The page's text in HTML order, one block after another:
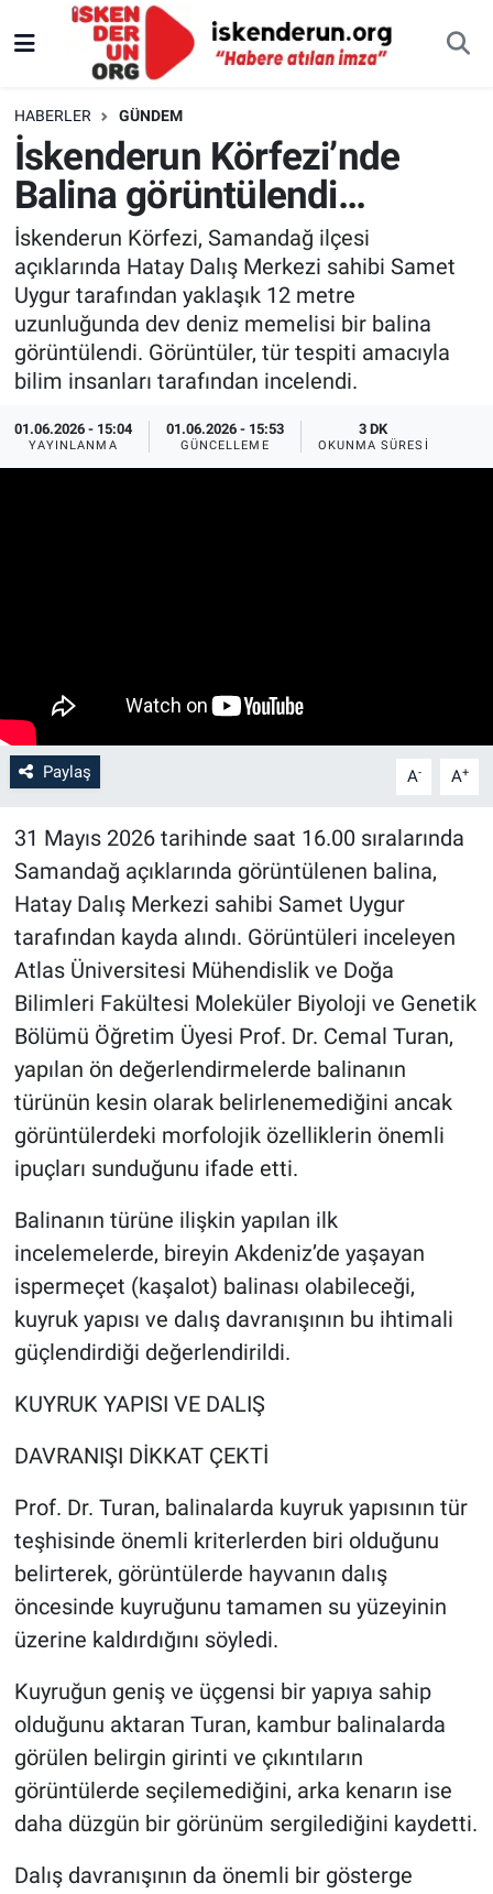
HABERLER GÜNDEM
İskenderun Körfezi’nde
Balina görüntülendi…
İskenderun Körfezi, Samandağ ilçesi
açıklarında Hatay Dalış Merkezi sahibi Samet
Uygur tarafından yaklaşık 12 metre
uzunluğunda dev deniz memelisi bir balina
görüntülendi. Görüntüler, tür tespiti amacıyla
bilim insanları tarafından incelendi.
01.06.2026 - 15:04
YAYINLANMA
01.06.2026 - 15:53
GÜNCELLEME
3 DK
OKUNMA SÜRESI
Paylaş A- A+
31 Mayıs 2026 tarihinde saat 16.00 sıralarında
Samandağ açıklarında görüntülenen balina,
Hatay Dalış Merkezi sahibi Samet Uygur
tarafından kayda alındı. Görüntüleri inceleyen
Atlas Üniversitesi Mühendislik ve Doğa
Bilimleri Fakültesi Moleküler Biyoloji ve Genetik
Bölümü Öğretim Üyesi Prof. Dr. Cemal Turan,
yapılan ön değerlendirmelerde balinanın
türünün kesin olarak belirlenemediğini ancak
görüntülerdeki morfolojik özelliklerin önemli
ipuçları sunduğunu ifade etti.
Balinanın türüne ilişkin yapılan ilk
incelemelerde, bireyin Akdeniz’de yaşayan
ispermeçet (kaşalot) balinası olabileceği,
kuyruk yapısı ve dalış davranışının bu ihtimali
güçlendirdiği değerlendirildi.
KUYRUK YAPISI VE DALIŞ
DAVRANIŞI DİKKAT ÇEKTİ
Prof. Dr. Turan, balinalarda kuyruk yapısının tür
teşhisinde önemli kriterlerden biri olduğunu
belirterek, görüntülerde hayvanın dalış
öncesinde kuyruğunu tamamen su yüzeyinin
üzerine kaldırdığını söyledi.
Kuyruğun geniş ve üçgensi bir yapıya sahip
olduğunu aktaran Turan, kambur balinalarda
görülen belirgin girinti ve çıkıntıların
görüntülerde seçilemediğini, arka kenarın ise
daha düzgün bir görünüm sergilediğini kaydetti.
Dalış davranışının da önemli bir gösterge